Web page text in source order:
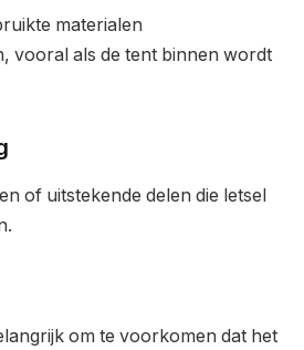
materialen
vooral als de tent binnen wordt
of uitstekende delen die letsel
om te voorkomen dat het